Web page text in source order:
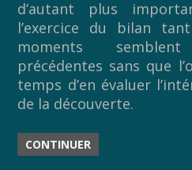
d’autant plus
l’exercice du bilan
moments
précédentes sans que
temps d’en évaluer
de la découverte.
CONTINUER